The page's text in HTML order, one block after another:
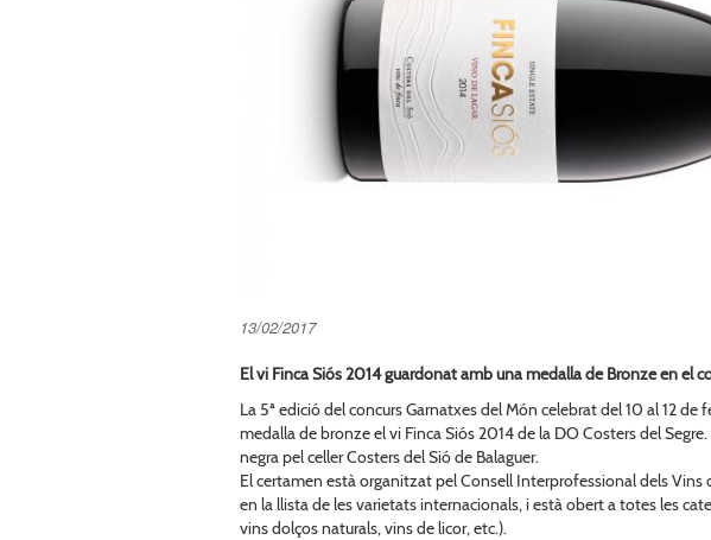
13/02/2017
El vi Finca Siós 2014 guardonat amb una medalla de Bronze en el
La 5ª edició del concurs Garnatxes del Món celebrat del 10 al 12 de
medalla de bronze el vi Finca Siós 2014 de la DO Costers del
negra pel celler Costers del Sió de Balaguer.
El certamen està organitzat pel Consell Interprofessional dels
en la llista de les varietats internacionals, i està obert a totes les
vins dolços naturals, vins de licor, etc.).